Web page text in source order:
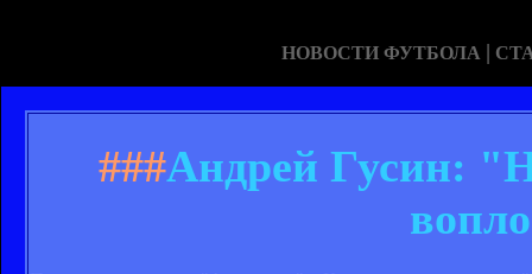
НОВОСТИ ФУТБОЛА |
###Андрей Гусин: